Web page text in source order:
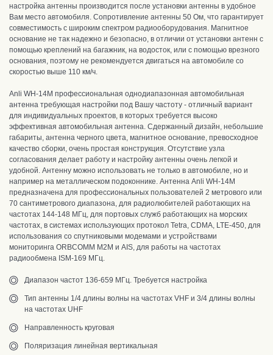
настройка антенны производится после установки антенны в удобное
Вам место автомобиля. Сопротивление антенны 50 Ом, что гарантирует
совместимость с широким спектром радиооборудования. Магнитное
основание не так надежно и безопасно, в отличии от установки антенн с
помощью креплений на багажник, на водосток, или с помощью врезного
основания, поэтому не рекомендуется двигаться на автомобиле со
скоростью выше 110 км/ч.
Anli WH-14M профессиональная однодиапазонная автомобильная
антенна требующая настройки под Вашу частоту - отличный вариант
для индивидуальных проектов, в которых требуется высоко
эффективная автомобильная антенна. Сдержанный дизайн, небольшие
габариты, антенна черного цвета, магнитное основание, превосходное
качество сборки, очень простая конструкция. Отсутствие узла
согласования делает работу и настройку антенны очень легкой и
удобной. Антенну можно использовать не только в автомобиле, но и
например на металлическом подоконнике. Антенна Anli WH-14M
предназначена для профессиональных пользователей 2 метрового или
70 сантиметрового диапазона, для радиолюбителей работающих на
частотах 144-148 МГц, для портовых служб работающих на морских
частотах, в системах использующих протокол Tetra, CDMA, LTE-450, для
использования со спутниковыми модемами и устройствами
мониторинга ORBCOMM M2M и AIS, для работы на частотах
радиообмена ISM-169 МГц.
Диапазон частот 136-659 МГц. Требуется настройка
Тип антенны 1/4 длины волны на частотах VHF и 3/4 длины волны
на частотах UHF
Направленность круговая
Поляризация линейная вертикальная